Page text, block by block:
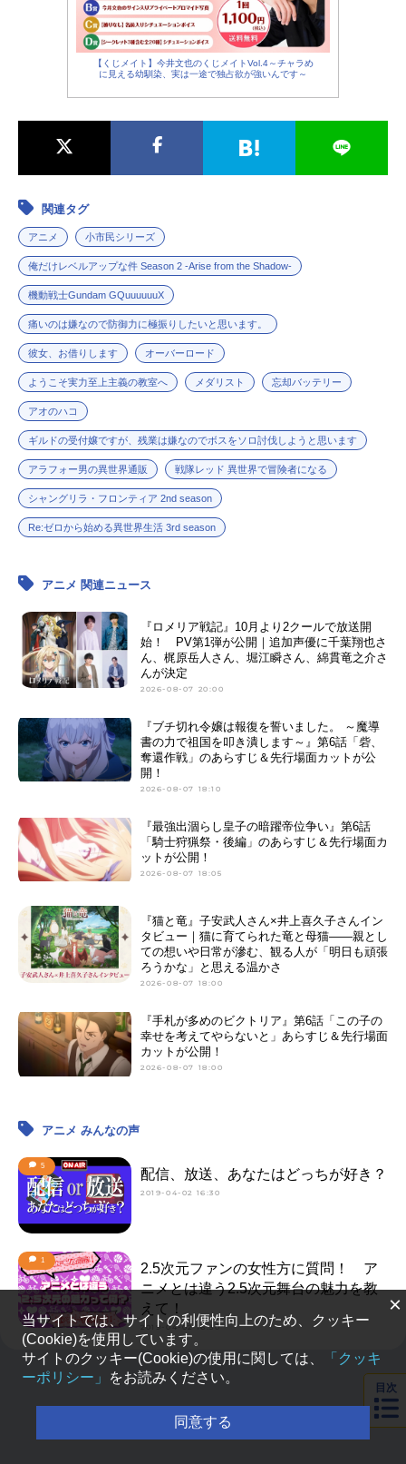
【くじメイト】今井文也のくじメイトVol.4～チャラめ
に見える幼馴染、実は一途で独占欲が強いんです～
関連タグ
アニメ 小市民シリーズ
俺だけレベルアップな件 Season 2 -Arise from the Shadow-
機動戦士Gundam GQuuuuuuX
痛いのは嫌なので防御力に極振りしたいと思います。
彼女、お借りします オーバーロード
ようこそ実力至上主義の教室へ メダリスト 忘却バッテリー
アオのハコ
ギルドの受付嬢ですが、残業は嫌なのでボスをソロ討伐しようと思います
アラフォー男の異世界通販 戦隊レッド 異世界で冒険者になる
シャングリラ・フロンティア 2nd season
Re:ゼロから始める異世界生活 3rd season
アニメ 関連ニュース
『ロメリア戦記』10月より2クールで放送開
始！ PV第1弾が公開｜追加声優に千葉翔也さ
ん、梶原岳人さん、堀江瞬さん、綿貫竜之介さ
んが決定
2026-08-07 20:00
『ブチ切れ令嬢は報復を誓いました。 ～魔導
書の力で祖国を叩き潰します～』第6話「砦、
奪還作戦」のあらすじ＆先行場面カットが公
開！
2026-08-07 18:10
『最強出涸らし皇子の暗躍帝位争い』第6話
「騎士狩猟祭・後編」のあらすじ＆先行場面カ
ットが公開！
2026-08-07 18:05
『猫と竜』子安武人さん×井上喜久子さんイン
タビュー｜猫に育てられた竜と母猫――親とし
ての想いや日常が滲む、観る人が「明日も頑張
ろうかな」と思える温かさ
2026-08-07 18:00
『手札が多めのビクトリア』第6話「この子の
幸せを考えてやらないと」あらすじ＆先行場面
カットが公開！
2026-08-07 18:00
アニメ みんなの声
5
配信、放送、あなたはどっちが好き？
2019-04-02 16:30
1
2.5次元ファンの女性方に質問！ ア
ニメとは違う2.5次元舞台の魅力を教
えて！
2019-04-02 16:30
目次
×
当サイトでは、サイトの利便性向上のため、クッキー
(Cookie)を使用しています。
サイトのクッキー(Cookie)の使用に関しては、
「クッキ
ーポリシー」
をお読みください。
同意する